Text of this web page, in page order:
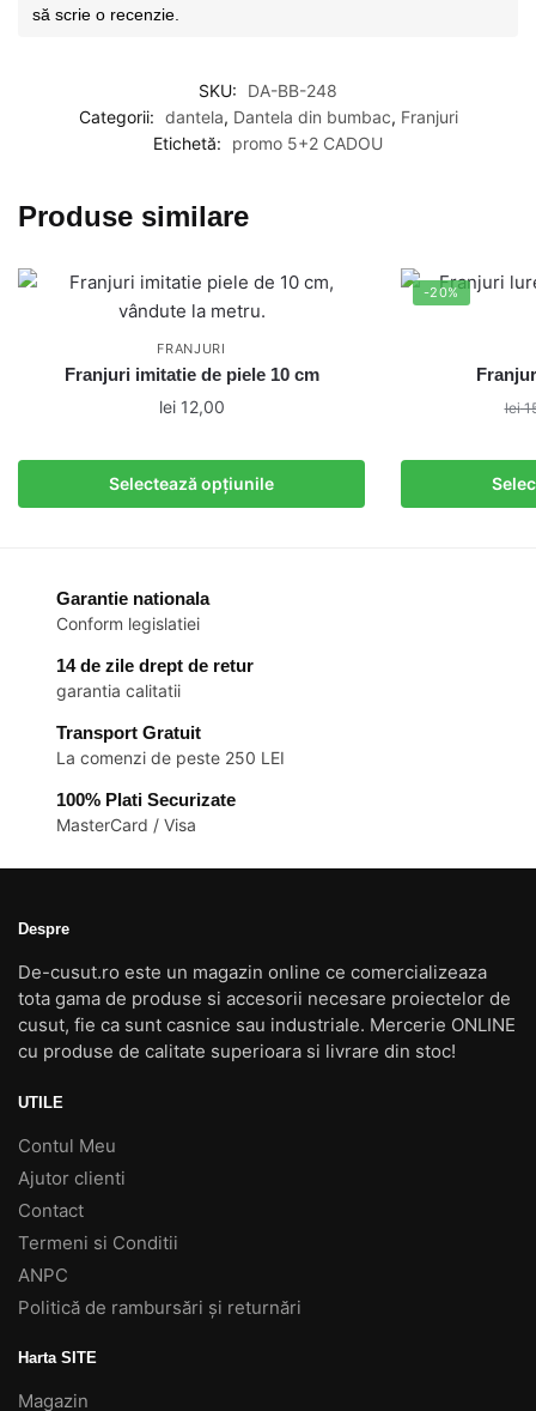
să scrie o recenzie.
SKU:
DA-BB-248
Categorii: dantela, Dantela din bumbac, Franjuri
Etichetă:
promo 5+2 CADOU
Produse similare
FRANJURI
Franjuri imitatie de piele 10 cm
lei12,00
Selectează opțiunile
produs
are
variații.
Opțiunile
fi
în
pagina
produsului.
-20%
lei
Garantie nationala
Conform legislatiei
14 de zile drept de retur
garantia calitatii
Transport Gratuit
La comenzi de peste 250 LEI
100% Plati Securizate
MasterCard / Visa
Despre
De-cusut.ro este un magazin online ce comercializeaza
tota gama de produse si accesorii necesare proiectelor de
cusut, fie ca sunt casnice sau industriale. Mercerie ONLINE
cu produse de calitate superioara si livrare din stoc!
UTILE
Contul Meu
Ajutor clienti
Contact
Termeni si Conditii
ANPC
Politică de rambursări și returnări
Harta SITE
Magazin